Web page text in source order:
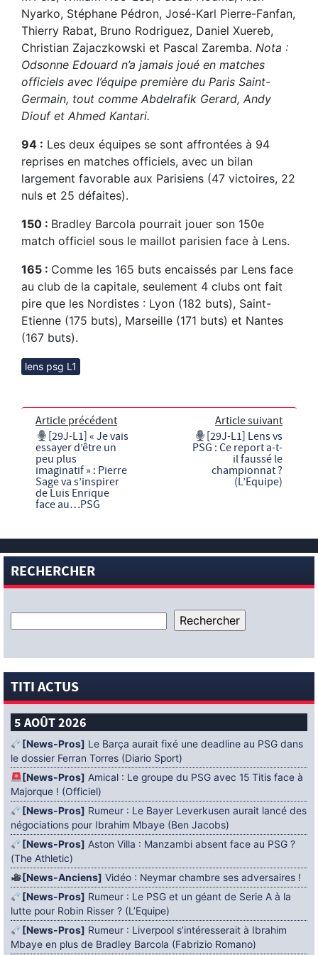
Nyarko, Stéphane Pédron, José-Karl Pierre-Fanfan,
Thierry Rabat, Bruno Rodriguez, Daniel Xuereb,
Christian Zajaczkowski et Pascal Zaremba. Nota :
Odsonne Edouard n’a jamais joué en matches
officiels avec l’équipe première du Paris Saint-
Germain, tout comme Abdelrafik Gerard, Andy
Diouf et Ahmed Kantari.
94 : Les deux équipes se sont affrontées à 94
reprises en matches officiels, avec un bilan
largement favorable aux Parisiens (47 victoires, 22
nuls et 25 défaites).
150 : Bradley Barcola pourrait jouer son 150e
match officiel sous le maillot parisien face à Lens.
165 : Comme les 165 buts encaissés par Lens face
au club de la capitale, seulement 4 clubs ont fait
pire que les Nordistes : Lyon (182 buts), Saint-
Etienne (175 buts), Marseille (171 buts) et Nantes
(167 buts).
lens psg L1
Article précédent
[29J-L1] « Je vais
essayer d’être un
peu plus
imaginatif » : Pierre
Sage va s’inspirer
de Luis Enrique
face au…PSG
Article suivant
[29J-L1] Lens vs
PSG : Ce report a-t-
il faussé le
championnat ?
(L’Equipe)
RECHERCHER
TITI ACTUS
5 AOÛT 2026
[News-Pros] Le Barça aurait fixé une deadline au PSG dans
le dossier Ferran Torres (Diario Sport)
[News-Pros] Amical : Le groupe du PSG avec 15 Titis face à
Majorque ! (Officiel)
[News-Pros] Rumeur : Le Bayer Leverkusen aurait lancé des
négociations pour Ibrahim Mbaye (Ben Jacobs)
[News-Pros] Aston Villa : Manzambi absent face au PSG ?
(The Athletic)
[News-Anciens] Vidéo : Neymar chambre ses adversaires !
[News-Pros] Rumeur : Le PSG et un géant de Serie A à la
lutte pour Robin Risser ? (L’Equipe)
[News-Pros] Rumeur : Liverpool s’intéresserait à Ibrahim
Mbaye en plus de Bradley Barcola (Fabrizio Romano)